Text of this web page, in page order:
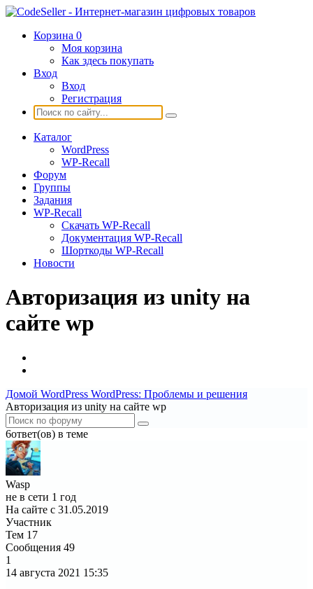
Корзина 0
Моя корзина
Как здесь покупать
Вход
Вход
Регистрация
Каталог
WordPress
WP-Recall
Форум
Группы
Задания
WP-Recall
Скачать WP-Recall
Документация WP-Recall
Шорткоды WP-Recall
Новости
Авторизация из unity на
сайте wp
Домой WordPress WordPress: Проблемы и решения
Авторизация из unity на сайте wp
6ответ(ов) в теме
Wasp
не в сети 1 год
На сайте с 31.05.2019
Участник
Тем 17
Сообщения 49
1
14 августа 2021 15:35